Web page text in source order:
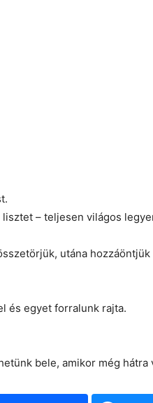
– teljesen világos
utána
és egyet forralunk rajta.
bele, amikor még